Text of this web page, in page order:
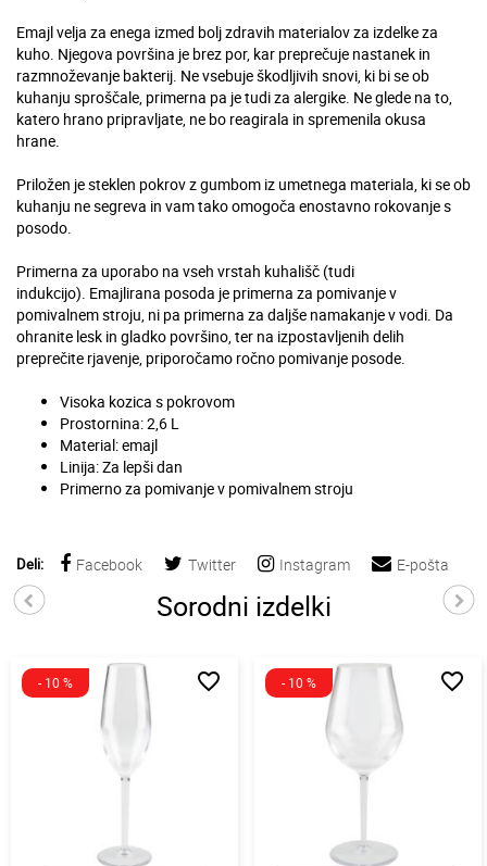
Emajl velja za enega izmed bolj zdravih materialov za izdelke za
kuho. Njegova površina je brez por, kar preprečuje nastanek in
razmnoževanje bakterij. Ne vsebuje škodljivih snovi, ki bi se ob
kuhanju sproščale, primerna pa je tudi za alergike. Ne glede na to,
katero hrano pripravljate, ne bo reagirala in spremenila okusa
hrane.
Priložen je steklen pokrov z gumbom iz umetnega materiala, ki se ob
kuhanju ne segreva in vam tako omogoča enostavno rokovanje s
posodo.
Primerna za uporabo na vseh vrstah kuhališč (tudi
indukcijo). Emajlirana posoda je primerna za pomivanje v
pomivalnem stroju, ni pa primerna za daljše namakanje v vodi. Da
ohranite lesk in gladko površino, ter na izpostavljenih delih
preprečite rjavenje, priporočamo ročno pomivanje posode.
Visoka kozica s pokrovom
Prostornina: 2,6 L
Material: emajl
Linija: Za lepši dan
Primerno za pomivanje v pomivalnem stroju
Deli: Facebook Twitter Instagram E-pošta
Sorodni izdelki
- 10 % favorite_border - 10 % favorite_border